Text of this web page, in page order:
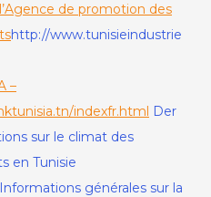
de promotion des
http://www.tunisieindustrie
–
indexfr.html Der
sur le climat des
en Tunisie
Informations générales sur la